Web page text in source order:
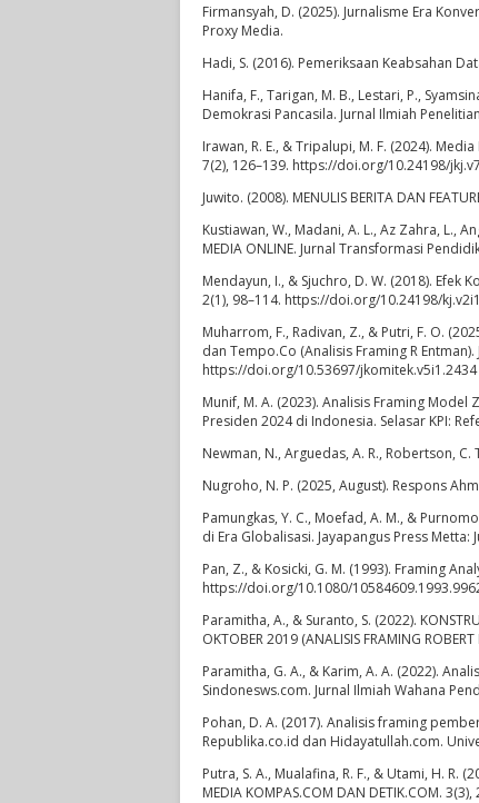
Firmansyah, D. (2025). Jurnalisme Era
Proxy Media.
Hadi, S. (2016). Pemeriksaan Keabsahan
Hanifa, F., Tarigan, M. B., Lestari, P.,
Demokrasi Pancasila. Jurnal Ilmiah
Irawan, R. E., & Tripalupi, M. F. (2024).
7(2), 126–139. https://doi.org/10.24198/
Juwito. (2008). MENULIS BERITA DAN
Kustiawan, W., Madani, A. L., Az Zahra, L.,
MEDIA ONLINE. Jurnal Transformasi
Mendayun, I., & Sjuchro, D. W. (2018). Efek
2(1), 98–114. https://doi.org/10.24198/
Muharrom, F., Radivan, Z., & Putri, F. O.
dan Tempo.Co (Analisis Framing R
https://doi.org/10.53697/jkomitek.v5i1.2434
Munif, M. A. (2023). Analisis Framing
Presiden 2024 di Indonesia. Selasar KPI:
Newman, N., Arguedas, A. R., Robertson,
Nugroho, N. P. (2025, August). Respons
Pamungkas, Y. C., Moefad, A. M., &
di Era Globalisasi. Jayapangus Press
Pan, Z., & Kosicki, G. M. (1993). Framing
https://doi.org/10.1080/
Paramitha, A., & Suranto, S. (2022).
OKTOBER 2019 (ANALISIS FRAMING
Paramitha, G. A., & Karim, A. A. (2022).
Sindonesws.com. Jurnal Ilmiah Wahana
Pohan, D. A. (2017). Analisis framing
Republika.co.id dan Hidayatullah.com.
Putra, S. A., Mualafina, R. F., & Utami, H. R.
MEDIA KOMPAS.COM DAN DETIK.COM. 3(3),